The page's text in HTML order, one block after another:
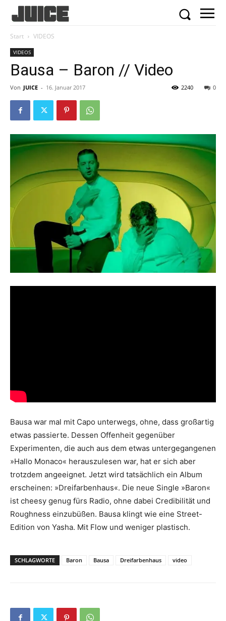
Start VIDEOS
VIDEOS
Bausa – Baron // Video
Von JUICE - 16. Januar 2017 0
2240
Bausa war mal mit Capo unterwegs, ohne, dass großartig
etwas passierte. Dessen Offenheit gegenüber
Experimenten, die auch aus dem etwas untergegangenen
»Hallo Monaco« herauszulesen war, hat er sich aber
trotzdem angeeignet. Jetzt wird tatsächlich ein Album
erscheinen: »Dreifarbenhaus«. Die neue Single »Baron«
ist cheesy genug fürs Radio, ohne dabei Credibilität und
Roughness einzubüßen. Bausa klingt wie eine Street-
Edition von Yasha. Mit Flow und weniger plastisch.
SCHLAGWORTE Baron Bausa Dreifarbenhaus video